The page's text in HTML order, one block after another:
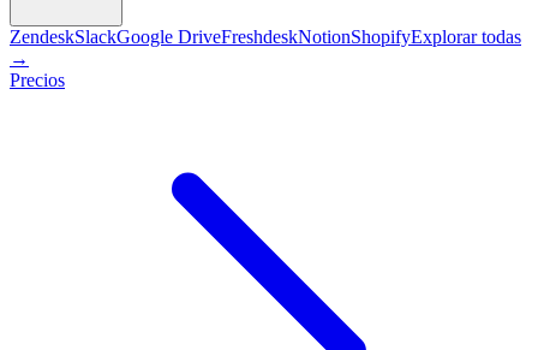
ZendeskSlackGoogle DriveFreshdeskNotionShopifyExplorar todas
→
Precios